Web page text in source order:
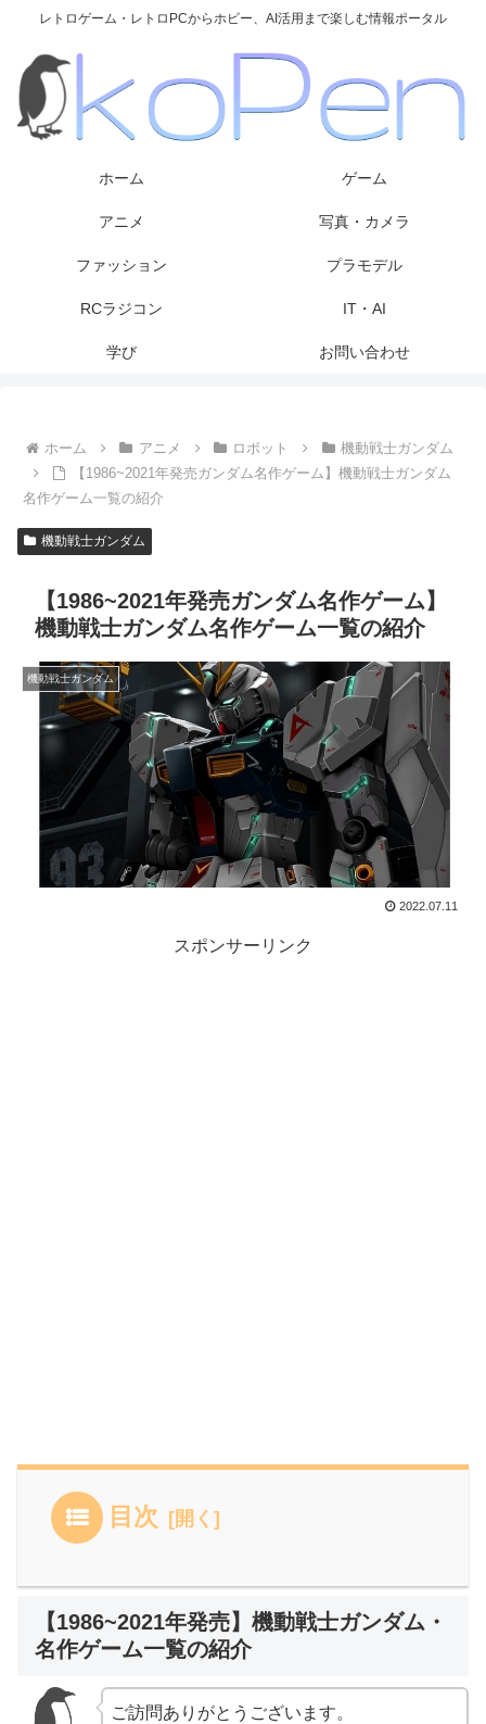
レトロゲーム・レトロPCからホビー、AI活用まで楽しむ情報ポータル
ホーム ゲーム
アニメ 写真・カメラ
ファッション プラモデル
RCラジコン IT・AI
学び お問い合わせ
ホーム アニメ ロボット
機動戦士ガンダム
【1986~2021年発売ガンダム名作ゲーム】機動戦士ガンダム
名作ゲーム一覧の紹介
機動戦士ガンダム
【1986~2021年発売ガンダム名作ゲーム】
機動戦士ガンダム名作ゲーム一覧の紹介
機動戦士ガンダム
2022.07.11
スポンサーリンク
目次
【1986~2021年発売】機動戦士ガンダム・
名作ゲーム一覧の紹介
ご訪問ありがとうございます。